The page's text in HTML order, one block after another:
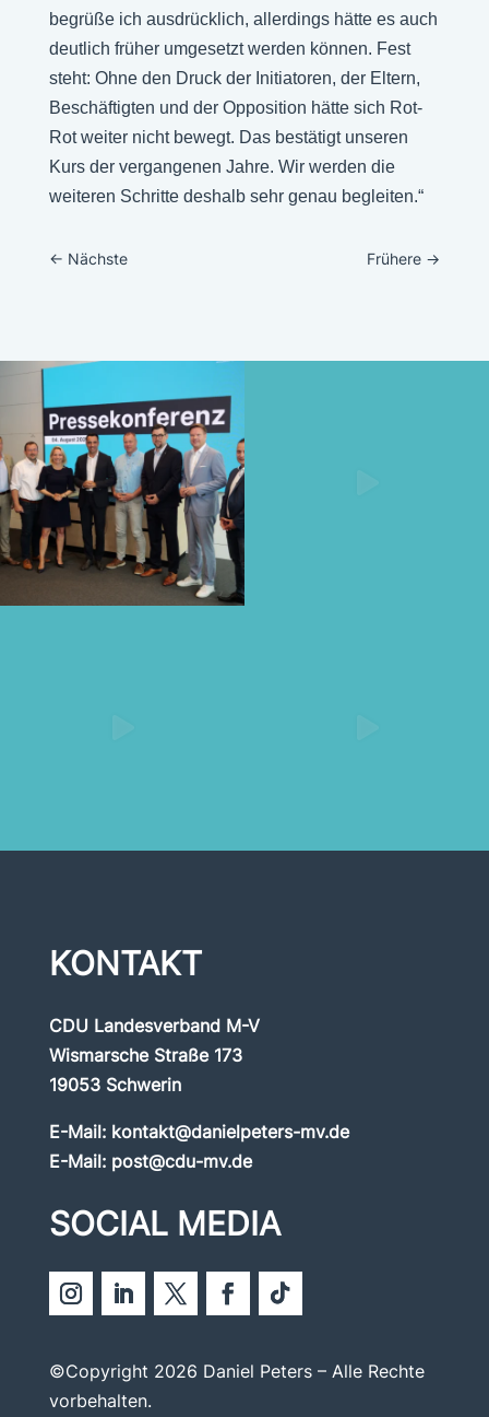
begrüße ich ausdrücklich, allerdings hätte es auch
deutlich früher umgesetzt werden können. Fest
steht: Ohne den Druck der Initiatoren, der Eltern,
Beschäftigten und der Opposition hätte sich Rot-
Rot weiter nicht bewegt. Das bestätigt unseren
Kurs der vergangenen Jahre. Wir werden die
weiteren Schritte deshalb sehr genau begleiten.“
← Nächste Frühere →
KONTAKT
CDU Landesverband M-V
Wismarsche Straße 173
19053 Schwerin
E-Mail: kontakt@danielpeters-mv.de
E-Mail: post@cdu-mv.de
SOCIAL MEDIA
©Copyright 2026 Daniel Peters – Alle Rechte
vorbehalten.